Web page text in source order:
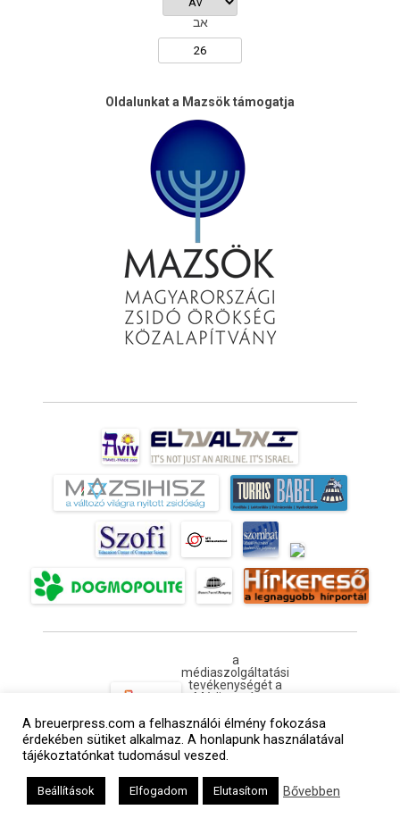
אב
Oldalunkat a Mazsök támogatja
a
médiaszolgáltatási
tevékenységét a
Médiatanács a
Támogatási
Programja
keretében
támogatja
A breuerpress.com a felhasználói élmény fokozása
érdekében sütiket alkalmaz. A honlapunk használatával
tájékoztatónkat tudomásul veszed.
Beállítások Elfogadom Elutasítom Bővebben